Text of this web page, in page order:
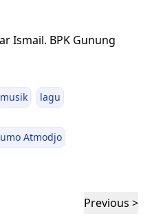
Ismail. BPK Gunung
musik lagu
Atmodjo
Previous >